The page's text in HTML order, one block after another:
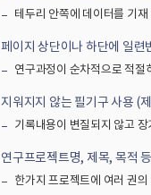
테두리 안쪽에 데이터를 기재
페이지 상단이나 하단에 일련
연구과정이 순차적으로 적절
지워지지 않는 필기구 사용 (
기록내용이 변질되지 않고
연구프로젝트명, 제목, 목적
한가지 프로젝트에 여러 권